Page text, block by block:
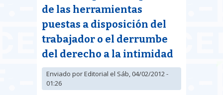
de las herramientas
puestas a disposición del
trabajador o el derrumbe
del derecho a la intimidad
Enviado porEditorial el Sáb, 04/02/2012 -
01:26